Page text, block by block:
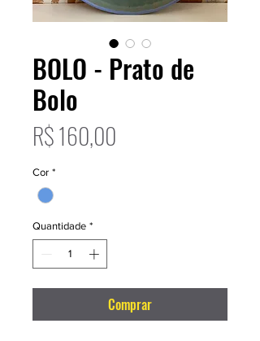
BOLO - Prato de
Bolo
R$ 160,00
Cor *
Quantidade *
Comprar